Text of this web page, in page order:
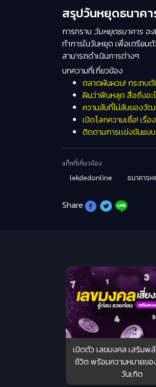
สรุปวันหยุดธนาค
การทราบ วันหยุดธนาคาร จะ
ทำการในวันหยุด เพื่อเตรียม
สามารถดำเนินการต่างๆ
บทความที่เกี่ยวข้อง
ตลาดผันผวน! กระทบดั
ฝันว่าฟันหลุด สื่อถึงอะ
ความลับที่ไม่ลับของวัฒ
เปิดโลกความเชื่อ! เ
ติดตามการเเข่งขันแ
แท็กที่เกี่ยวข้อง
lekdedonline ธนาคารห
Share
เปิดตัว เลขมงคล เสริมพ
ชีวิต พร้อมความหมายขอ
วันเกิด